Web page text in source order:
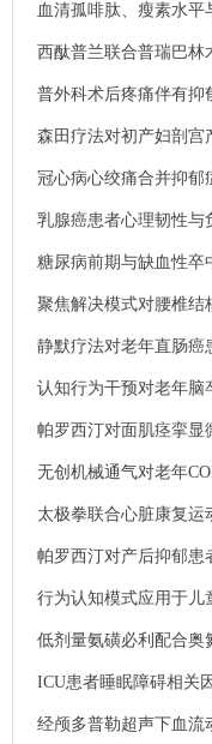
血清孤啡肽、瘦素水
西酞普兰联合普瑞巴
理健康状况的影响.
普外科术后疼痛伴有抑
知功能损害的关系.
森田疗法对初产妇剖宫
响.
冠心病心绞痛合并抑郁
乳腺癌患者心理韧性与
糖尿病前期与缺血性卒
聚焦解决模式对腰椎结
分析.
静默疗法对老年直肠癌
认知行为干预对老年脑
帕罗西汀对面肌痉挛显
确定感及睡眠质量的影
无创机械通气对老年
的影响.
太极拳联合心脏康复运
睡眠质量的影响.
帕罗西汀对产后抑郁患
行为认知模式应用于儿
效果及对睡眠质量影响.
低剂量氨磺必利配合奥
睡眠及认知功能的影响.
ICU患者睡眠障碍相关
经颅多普勒超声下血流